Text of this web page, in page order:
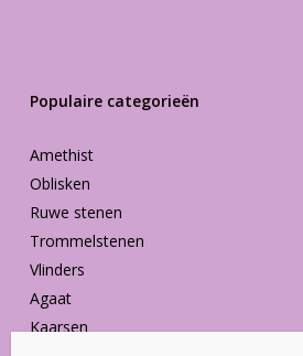
Populaire categorieën
Amethist
Oblisken
Ruwe stenen
Trommelstenen
Vlinders
Agaat
Kaarsen